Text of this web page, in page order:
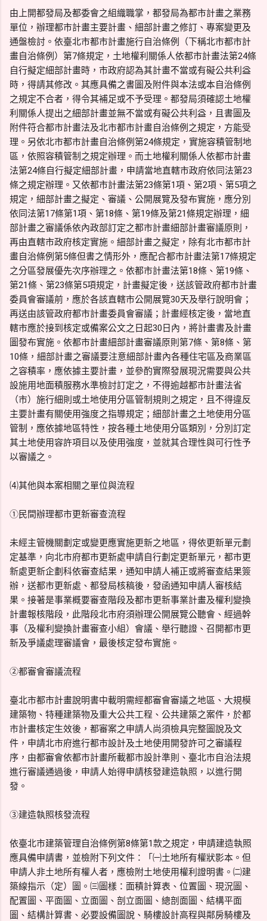
由上開都發局及都委會之組織職掌，都發局為都市計畫之業務
單位，辦理都市計畫主要計畫、細部計畫之修訂、專案變更及
通盤檢討。依臺北市都市計畫施行自治條例（下稱北市都市計
畫自治條例）第7條規定，土地權利關係人依都市計畫法第24條
自行擬定細部計畫時，市政府認為其計畫不當或有礙公共利益
時，得請其修改。其應具備之書圖及附件與本法或本自治條例
之規定不合者，得令其補足或不予受理。都發局須確認土地權
利關係人提出之細部計畫並無不當或有礙公共利益，且書圖及
附件符合都市計畫法及北市都市計畫自治條例之規定，方能受
理。另依北市都市計畫自治條例第24條規定，實施容積管制地
區，依照容積管制之規定辦理。而土地權利關係人依都市計畫
法第24條自行擬定細部計畫，申請當地直轄市政府依同法第23
條之規定辦理。又依都市計畫法第23條第1項、第2項、第5項之
規定，細部計畫之擬定、審議、公開展覽及發布實施，應分別
依同法第17條第1項、第18條、第19條及第21條規定辦理，細
部計畫之審議係依內政部訂定之都市計畫細部計畫審議原則，
再由直轄市政府核定實施。細部計畫之擬定，除有北市都市計
畫自治條例第5條但書之情形外，應配合都市計畫法第17條規定
之分區發展優先次序辦理之。依都市計畫法第18條、第19條、
第21條、第23條第5項規定，計畫擬定後，送該管政府都市計畫
委員會審議前，應於各該直轄市公開展覽30天及舉行說明會；
再送由該管政府都市計畫委員會審議；計畫經核定後，當地直
轄市應於接到核定或備案公文之日起30日內，將計畫書及計畫
圖發布實施。依都市計畫細部計畫審議原則第7條、第8條、第
10條，細部計畫之審議要注意細部計畫內各種住宅區及商業區
之容積率，應依據主要計畫，並參酌實際發展現況需要與公共
設施用地面積服務水準檢討訂定之，不得逾越都市計畫法省
（市）施行細則或土地使用分區管制規則之規定，且不得違反
主要計畫有關使用強度之指導規定；細部計畫之土地使用分區
管制，應依據地區特性，按各種土地使用分區類別，分別訂定
其土地使用容許項目以及使用強度，並就其合理性與可行性予
以審議之。
⑷其他與本案相關之單位與流程
①民間辦理都市更新審查流程
未經主管機關劃定或變更應實施更新之地區，得依更新單元劃
定基準，向北市府都市更新處申請自行劃定更新單元，都市更
新處更新企劃科依審查結果，通知申請人補正或將審查結果簽
辦，送都市更新處、都發局核稿後，發函通知申請人審核結
果。接著是事業概要審查階段及都市更新事業計畫及權利變換
計畫報核階段，此階段北市府須辦理公開展覽公聽會、經過幹
事（及權利變換計畫審查小組）會議、舉行聽證、召開都市更
新及爭議處理審議會，最後核定發布實施。
②都審會審議流程
臺北市都市計畫說明書中載明需經都審會審議之地區、大規模
建築物、特種建築物及重大公共工程、公共建築之案件，於都
市計畫核定生效後，都審案之申請人尚須檢具完整圖說及文
件，申請北市府進行都市設計及土地使用開發許可之審議程
序，由都審會依都市計畫所載都市設計準則、臺北市自治法規
進行審議通過後，申請人始得申請核發建造執照，以進行開
發。
③建造執照核發流程
依臺北市建築管理自治條例第8條第1款之規定，申請建造執照
應具備申請書，並檢附下列文件：「㈠土地所有權狀影本。但
申請人非土地所有權人者，應檢附土地使用權利證明書。㈡建
築線指示（定）圖。㈢圖樣：面積計算表、位置圖、現況圖、
配置圖、平面圖、立面圖、剖立面圖、總剖面圖、結構平面
圖、結構計算書、必要設備圖說、騎樓設計高程與鄰房騎樓及